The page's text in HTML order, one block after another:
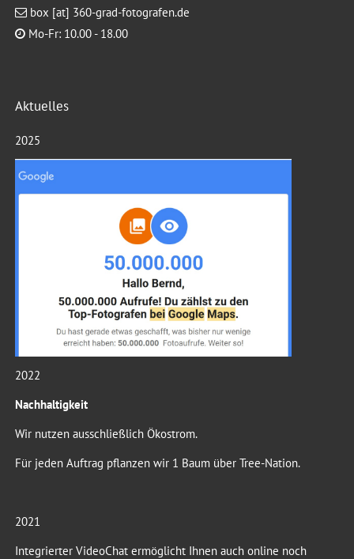
box [at] 360-grad-fotografen.de
Mo-Fr: 10.00 - 18.00
Aktuelles
2025
2022
Nachhaltigkeit
Wir nutzen ausschließlich Ökostrom.
Für jeden Auftrag pflanzen wir 1 Baum über Tree-Nation.
2021
Integrierter VideoChat ermöglicht Ihnen auch online noch